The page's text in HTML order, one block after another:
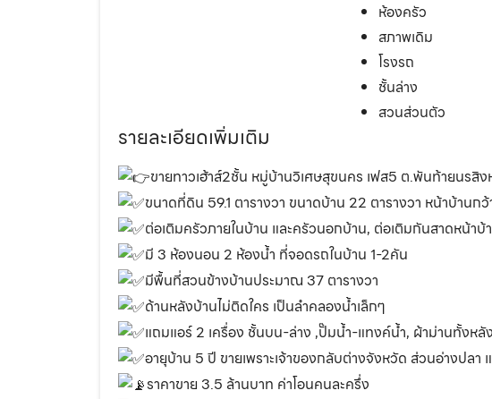
ห้องครัว
สภาพเดิม
โรงรถ
ชั้นล่าง
สวนส่วนตัว
รายละเอียดเพิ่มเติม
ขายทาวเฮ้าส์2ชั้น หมู่บ้านวิเศษสุขนคร เฟส5 ต.พันท้ายนรสิง
ขนาดที่ดิน 59.1 ตารางวา ขนาดบ้าน 22 ตารางวา หน้าบ้านก
ต่อเติมครัวภายในบ้าน และครัวนอกบ้าน, ต่อเติมกันสาดหน้าบ้
มี 3 ห้องนอน 2 ห้องน้ำ ที่จอดรถในบ้าน 1-2คัน
มีพื้นที่สวนข้างบ้านประมาณ 37 ตารางวา
ด้านหลังบ้านไม่ติดใคร เป็นลำคลองน้ำเล็กๆ
แถมแอร์ 2 เครื่อง ชั้นบน-ล่าง ,ปั๊มน้ำ-แทงค์น้ำ, ผ้าม่านทั้งห
อายุบ้าน 5 ปี ขายเพราะเจ้าของกลับต่างจังหวัด ส่วนอ่างปล
ราคาขาย 3.5 ล้านบาท ค่าโอนคนละครึ่ง